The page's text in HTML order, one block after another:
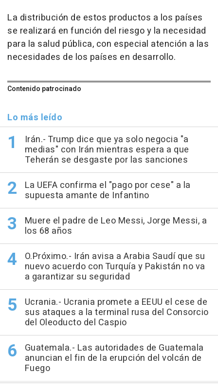
La distribución de estos productos a los países
se realizará en función del riesgo y la necesidad
para la salud pública, con especial atención a las
necesidades de los países en desarrollo.
Contenido patrocinado
Lo más leído
Irán.- Trump dice que ya solo negocia "a
medias" con Irán mientras espera a que
Teherán se desgaste por las sanciones
La UEFA confirma el "pago por cese" a la
supuesta amante de Infantino
Muere el padre de Leo Messi, Jorge Messi, a
los 68 años
O.Próximo.- Irán avisa a Arabia Saudí que su
nuevo acuerdo con Turquía y Pakistán no va
a garantizar su seguridad
Ucrania.- Ucrania promete a EEUU el cese de
sus ataques a la terminal rusa del Consorcio
del Oleoducto del Caspio
Guatemala.- Las autoridades de Guatemala
anuncian el fin de la erupción del volcán de
Fuego